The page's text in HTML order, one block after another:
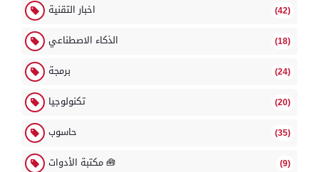
اخبار التقنية (42)
الذكاء الاصطناعي (18)
برمجة (24)
تكنولوجيا (20)
حاسوب (35)
مكتبة الأدوات 🧰 (9)